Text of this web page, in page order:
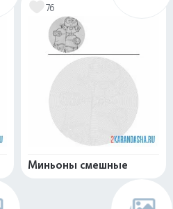
76
Миньоны смешные